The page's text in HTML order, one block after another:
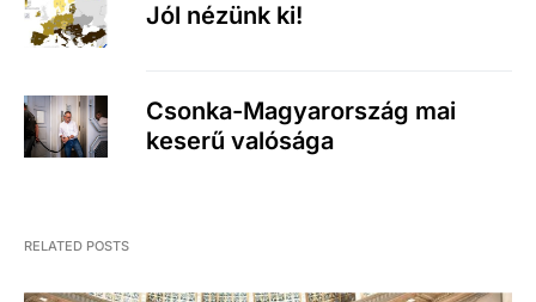
Jól nézünk ki!
Csonka-Magyarország mai
keserű valósága
RELATED POSTS